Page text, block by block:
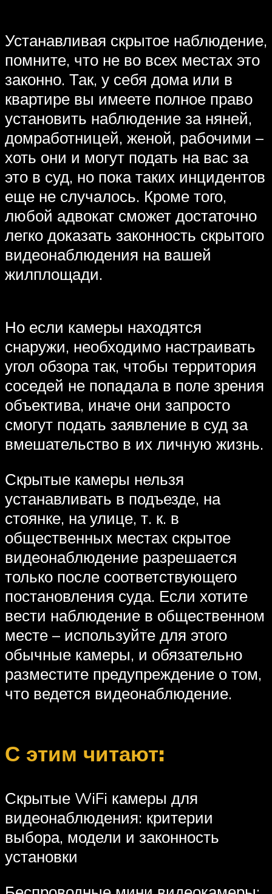
Устанавливая скрытое наблюдение,
помните, что не во всех местах это
законно. Так, у себя дома или в
квартире вы имеете полное право
установить наблюдение за няней,
домработницей, женой, рабочими –
хоть они и могут подать на вас за
это в суд, но пока таких инцидентов
еще не случалось. Кроме того,
любой адвокат сможет достаточно
легко доказать законность скрытого
видеонаблюдения на вашей
жилплощади.
Но если камеры находятся
снаружи, необходимо настраивать
угол обзора так, чтобы территория
соседей не попадала в поле зрения
объектива, иначе они запросто
смогут подать заявление в суд за
вмешательство в их личную жизнь.
Скрытые камеры нельзя
устанавливать в подъезде, на
стоянке, на улице, т. к. в
общественных местах скрытое
видеонаблюдение разрешается
только после соответствующего
постановления суда. Если хотите
вести наблюдение в общественном
месте – используйте для этого
обычные камеры, и обязательно
разместите предупреждение о том,
что ведется видеонаблюдение.
С этим читают:
Скрытые WiFi камеры для
видеонаблюдения: критерии
выбора, модели и законность
установки